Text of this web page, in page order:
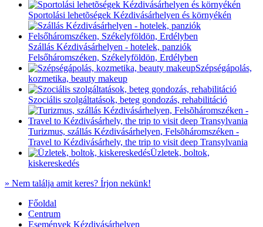
Sportolási lehetõségek Kézdivásárhelyen és környékén
Szállás Kézdivásárhelyen - hotelek, panziók
Felsőháromszéken, Székelyföldön, Erdélyben
Szépségápolás,
kozmetika, beauty makeup
Szociális szolgáltatások, beteg gondozás, rehabilitáció
Turizmus, szállás Kézdivásárhelyen, Felsõháromszéken -
Travel to Kézdivásárhely, the trip to visit deep Transylvania
Üzletek, boltok,
kiskereskedés
» Nem találja amit keres? Írjon nekünk!
Keyboard shortcuts Image may be subject to copyright
Főoldal
Centrum
Események Kézdivásárhelyen